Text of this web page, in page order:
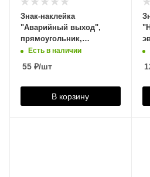
Знак-наклейка
"Аварийный выход",
прямоугольник,
300*150мм, 610039
Есть в наличии
55 ₽/шт
В корзину